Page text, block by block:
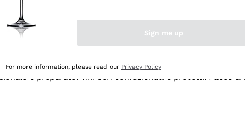
e preparato. Vini ben confezionati e protetti. Pacco
Sign me up
For more information, please read our Privacy Policy